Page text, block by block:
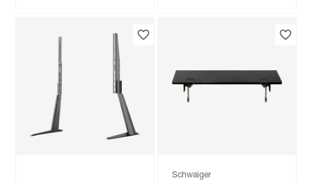
Schwaiger